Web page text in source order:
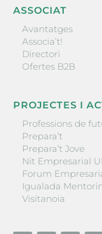
ASSOCIAT
Avantatges
Associa’t!
Directori
Ofertes B2B
PROJECTES I
Professions de
Prepara’t
Prepara’t Jove
Nit Empresarial
Forum
Igualada
Visitanoia